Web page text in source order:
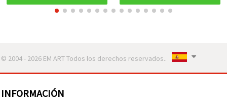
© 2004 - 2026 EM ART Todos los derechos reservados..
INFORMACIÓN